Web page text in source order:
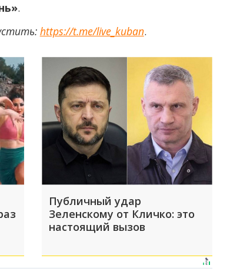
.
https://t.me/live_kuban.
Публичный удар
Зеленскому от Кличко: это
настоящий вызов